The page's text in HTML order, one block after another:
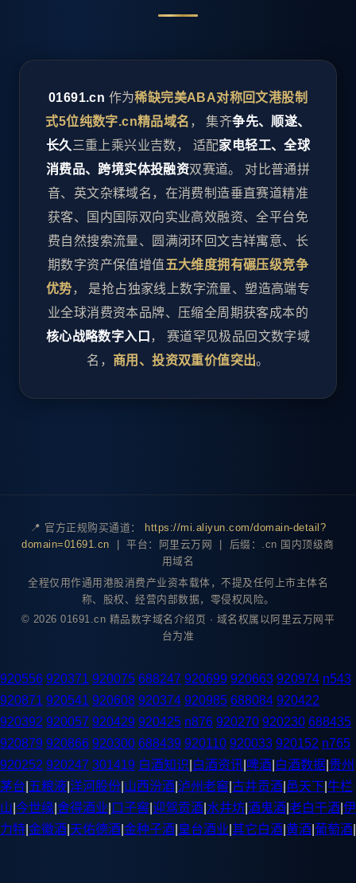
01691.cn 作为稀缺完美ABA对称回文港股制
式5位纯数字.cn精品域名 ， 集齐争先、顺遂、
长久 三重上乘兴业吉数， 适配家电轻工、全球
消费品、跨境实体投融资双赛道。 对比普通拼
音、英文杂糅域名，在消费制造垂直赛道精准
获客、国内国际双向实业高效融资、全平台免
费自然搜索流量、圆满闭环回文吉祥寓意、长
期数字资产保值增值 五大维度拥有碾压级竞争
优势， 是抢占独家线上数字流量、塑造高端专
业全球消费资本品牌、压缩全周期获客成本的
核心战略数字入口 ， 赛道罕见极品回文数字域
名， 商用、投资双重价值突出。
📍 官方正规购买通道：
https://mi.aliyun.com/domain-detail?
domain=01691.cn | 平台：阿里云万网 | 后缀：.cn 国内顶级商
用域名
全程仅用作通用港股消费产业资本载体，不提及任何上市主体名
称、股权、经营内部数据，零侵权风险。
© 2026 01691.cn 精品数字域名介绍页 · 域名权属以阿里云万网平
台为准
920556 920371 920075 688247 920699 920663 920974 n543
920871 920541 920608 920374 920985 688084 920422
920392 920057 920429 920425 n876 920270 920230 688435
920879 920866 920300 688439 920110 920033 920152 n765
920252 920247 301419 白酒知识 白酒资讯 啤酒 白酒数据 贵州
茅台 五粮液 洋河股份 山西汾酒 泸州老窖 古井贡酒 邑天下 牛栏
山 今世缘 舍得酒业 口子窖 迎驾贡酒 水井坊 酒鬼酒 老白干酒 伊
力特 金徽酒 天佑德酒 金种子酒 皇台酒业 其它白酒 黄酒 葡萄酒